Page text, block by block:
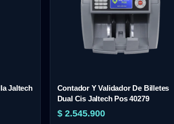
Jaltech
Contador Y Validador De Billetes
Dual Cis Jaltech Pos 40279
$2.545.900